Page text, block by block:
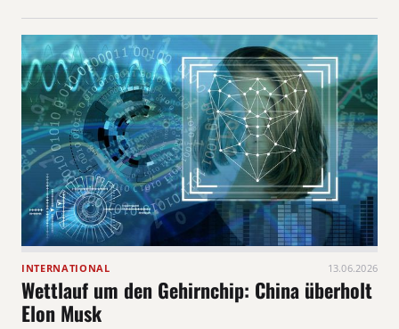
INTERNATIONAL 13.06.2026
Wettlauf um den Gehirnchip: China überholt
Elon Musk